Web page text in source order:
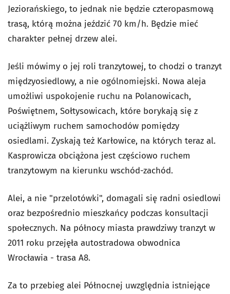
Jeziorańskiego, to jednak nie będzie czteropasmową
trasą, którą można jeździć 70 km/h. Będzie mieć
charakter pełnej drzew alei.
Jeśli mówimy o jej roli tranzytowej, to chodzi o tranzyt
międzyosiedlowy, a nie ogólnomiejski. Nowa aleja
umożliwi uspokojenie ruchu na Polanowicach,
Poświętnem, Sołtysowicach, które borykają się z
uciążliwym ruchem samochodów pomiędzy
osiedlami. Zyskają też Karłowice, na których teraz al.
Kasprowicza obciążona jest częściowo ruchem
tranzytowym na kierunku wschód-zachód.
Alei, a nie "przelotówki", domagali się radni osiedlowi
oraz bezpośrednio mieszkańcy podczas konsultacji
społecznych. Na północy miasta prawdziwy tranzyt w
2011 roku przejęła autostradowa obwodnica
Wrocławia - trasa A8.
Za to przebieg alei Północnej uwzględnia istniejące